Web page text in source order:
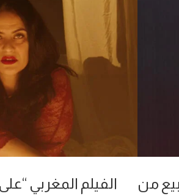
يتجاوز 10 أسابيع من
الفيلم المغربي